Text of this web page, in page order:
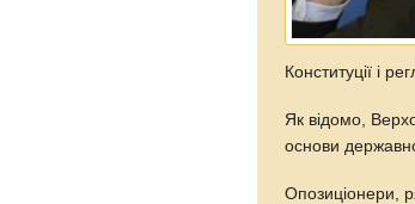
Конституції і
Як відомо,
основи
Опозиціонери,